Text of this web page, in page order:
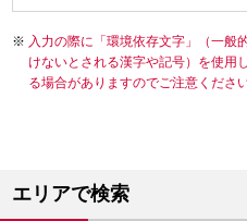
入力の際に「環境依存文字」（一般
けないとされる漢字や記号）を使用
る場合がありますのでご注意ください
エリアで検索